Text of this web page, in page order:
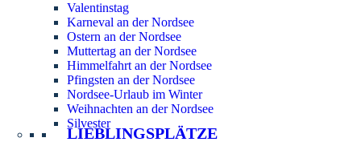
Valentinstag
Karneval an der Nordsee
Ostern an der Nordsee
Muttertag an der Nordsee
Himmelfahrt an der Nordsee
Pfingsten an der Nordsee
Nordsee-Urlaub im Winter
Weihnachten an der Nordsee
Silvester
LIEBLINGSPLÄTZE